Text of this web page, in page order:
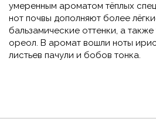
умеренным ароматом тёплых
нот почвы дополняют более
бальзамические оттенки, а
ореол. В аромат вошли ноты
листьев пачули и бобов тонка.